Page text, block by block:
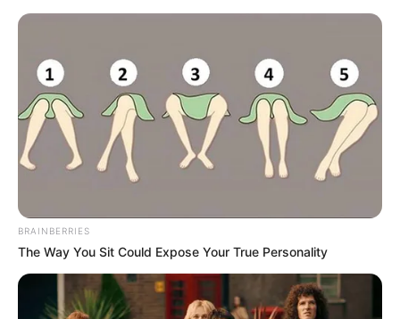
BRAINBERRIES
The Way You Sit Could Expose Your True Personality